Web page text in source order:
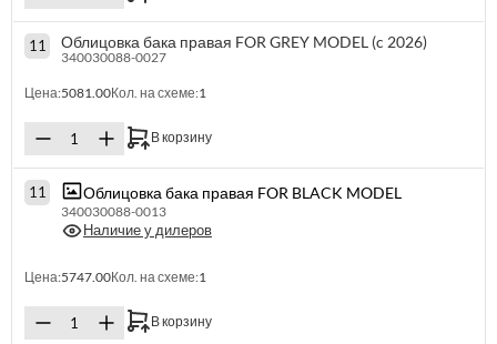
11 Облицовка бака правая FOR GREY MODEL (c 2026)
340030088-0027
Цена:5081.00Кол. на схеме:1
В корзину
11 Облицовка бака правая FOR BLACK MODEL
340030088-0013
Наличие у дилеров
Цена:5747.00Кол. на схеме:1
В корзину